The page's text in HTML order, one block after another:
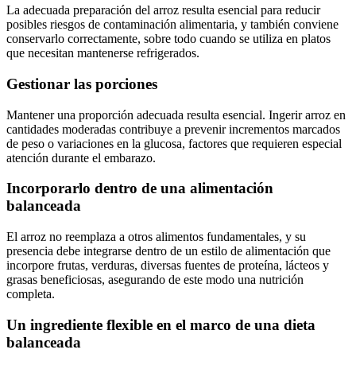
La adecuada preparación del arroz resulta esencial para reducir
posibles riesgos de contaminación alimentaria, y también conviene
conservarlo correctamente, sobre todo cuando se utiliza en platos
que necesitan mantenerse refrigerados.
Gestionar las porciones
Mantener una proporción adecuada resulta esencial. Ingerir arroz en
cantidades moderadas contribuye a prevenir incrementos marcados
de peso o variaciones en la glucosa, factores que requieren especial
atención durante el embarazo.
Incorporarlo dentro de una alimentación
balanceada
El arroz no reemplaza a otros alimentos fundamentales, y su
presencia debe integrarse dentro de un estilo de alimentación que
incorpore frutas, verduras, diversas fuentes de proteína, lácteos y
grasas beneficiosas, asegurando de este modo una nutrición
completa.
Un ingrediente flexible en el marco de una dieta
balanceada